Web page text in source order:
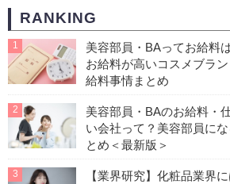
RANKING
1
美容部員・BAってお給料
お給料が高いコスメブラ
給料事情まとめ
2
美容部員・BAのお給料・
い会社って？美容部員に
とめ＜最新版＞
3
【業界研究】化粧品業界